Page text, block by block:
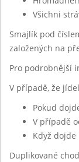
Všichni
Smajlík pod
založených na
Pro podrobnější
V případě, že
Pokud
V případě
Když
Duplikované